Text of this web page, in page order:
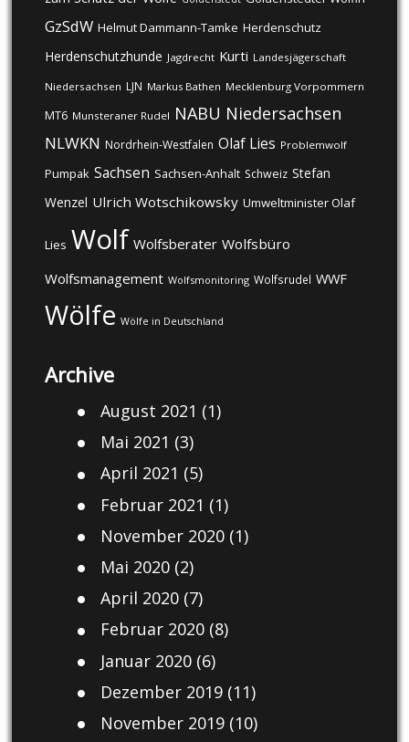
GzSdW Helmut Dammann-Tamke Herdenschutz
Herdenschutzhunde Jagdrecht Kurti Landesjägerschaft
Niedersachsen LJN Markus Bathen Mecklenburg Vorpommern
MT6 Munsteraner Rudel NABU Niedersachsen
NLWKN Nordrhein-Westfalen Olaf Lies Problemwolf
Pumpak Sachsen Sachsen-Anhalt Schweiz Stefan
Wenzel Ulrich Wotschikowsky Umweltminister Olaf
Lies Wolf Wolfsberater Wolfsbüro
Wolfsmanagement Wolfsmonitoring Wolfsrudel WWF
Wölfe Wölfe in Deutschland
Archive
August 2021 (1)
Mai 2021 (3)
April 2021 (5)
Februar 2021 (1)
November 2020(1)
Mai 2020(2)
April 2020(7)
Februar 2020(8)
Januar 2020(6)
Dezember 2019(11)
November 2019(10)